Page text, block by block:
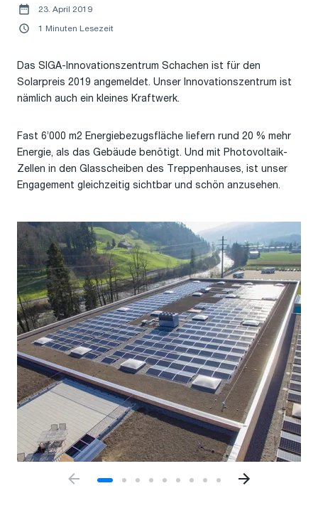
23. April 2019
1 Minuten Lesezeit
Das SIGA-Innovationszentrum Schachen ist für den
Solarpreis 2019 angemeldet. Unser Innovationszentrum ist
nämlich auch ein kleines Kraftwerk.
Fast 6’000 m2 Energiebezugsfläche liefern rund 20 % mehr
Energie, als das Gebäude benötigt. Und mit Photovoltaik-
Zellen in den Glasscheiben des Treppenhauses, ist unser
Engagement gleichzeitig sichtbar und schön anzusehen.